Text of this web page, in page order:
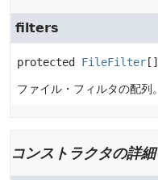
filters
protected FileFilter []
ファイル・フィルタの配列。
コンストラクタの詳細